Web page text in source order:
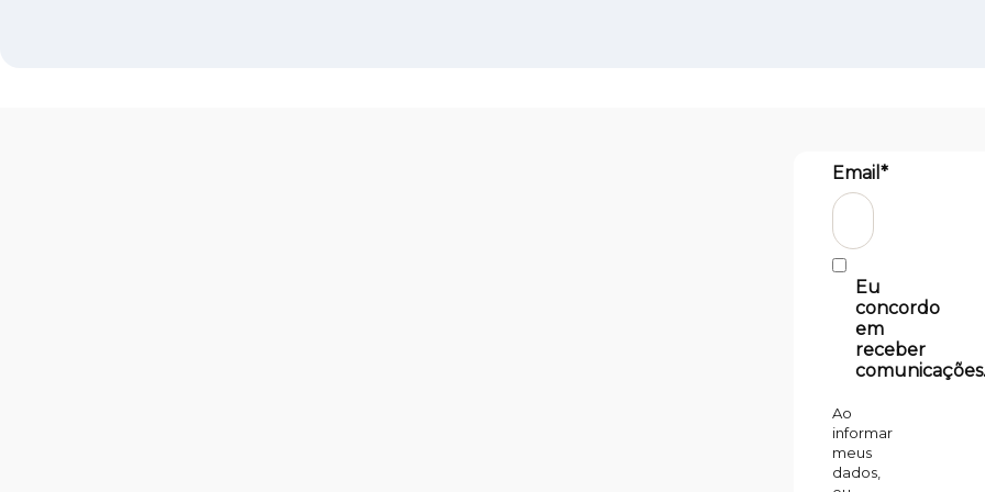
Email*
Eu
concordo
em
receber
Ao
informar
meus
dados,